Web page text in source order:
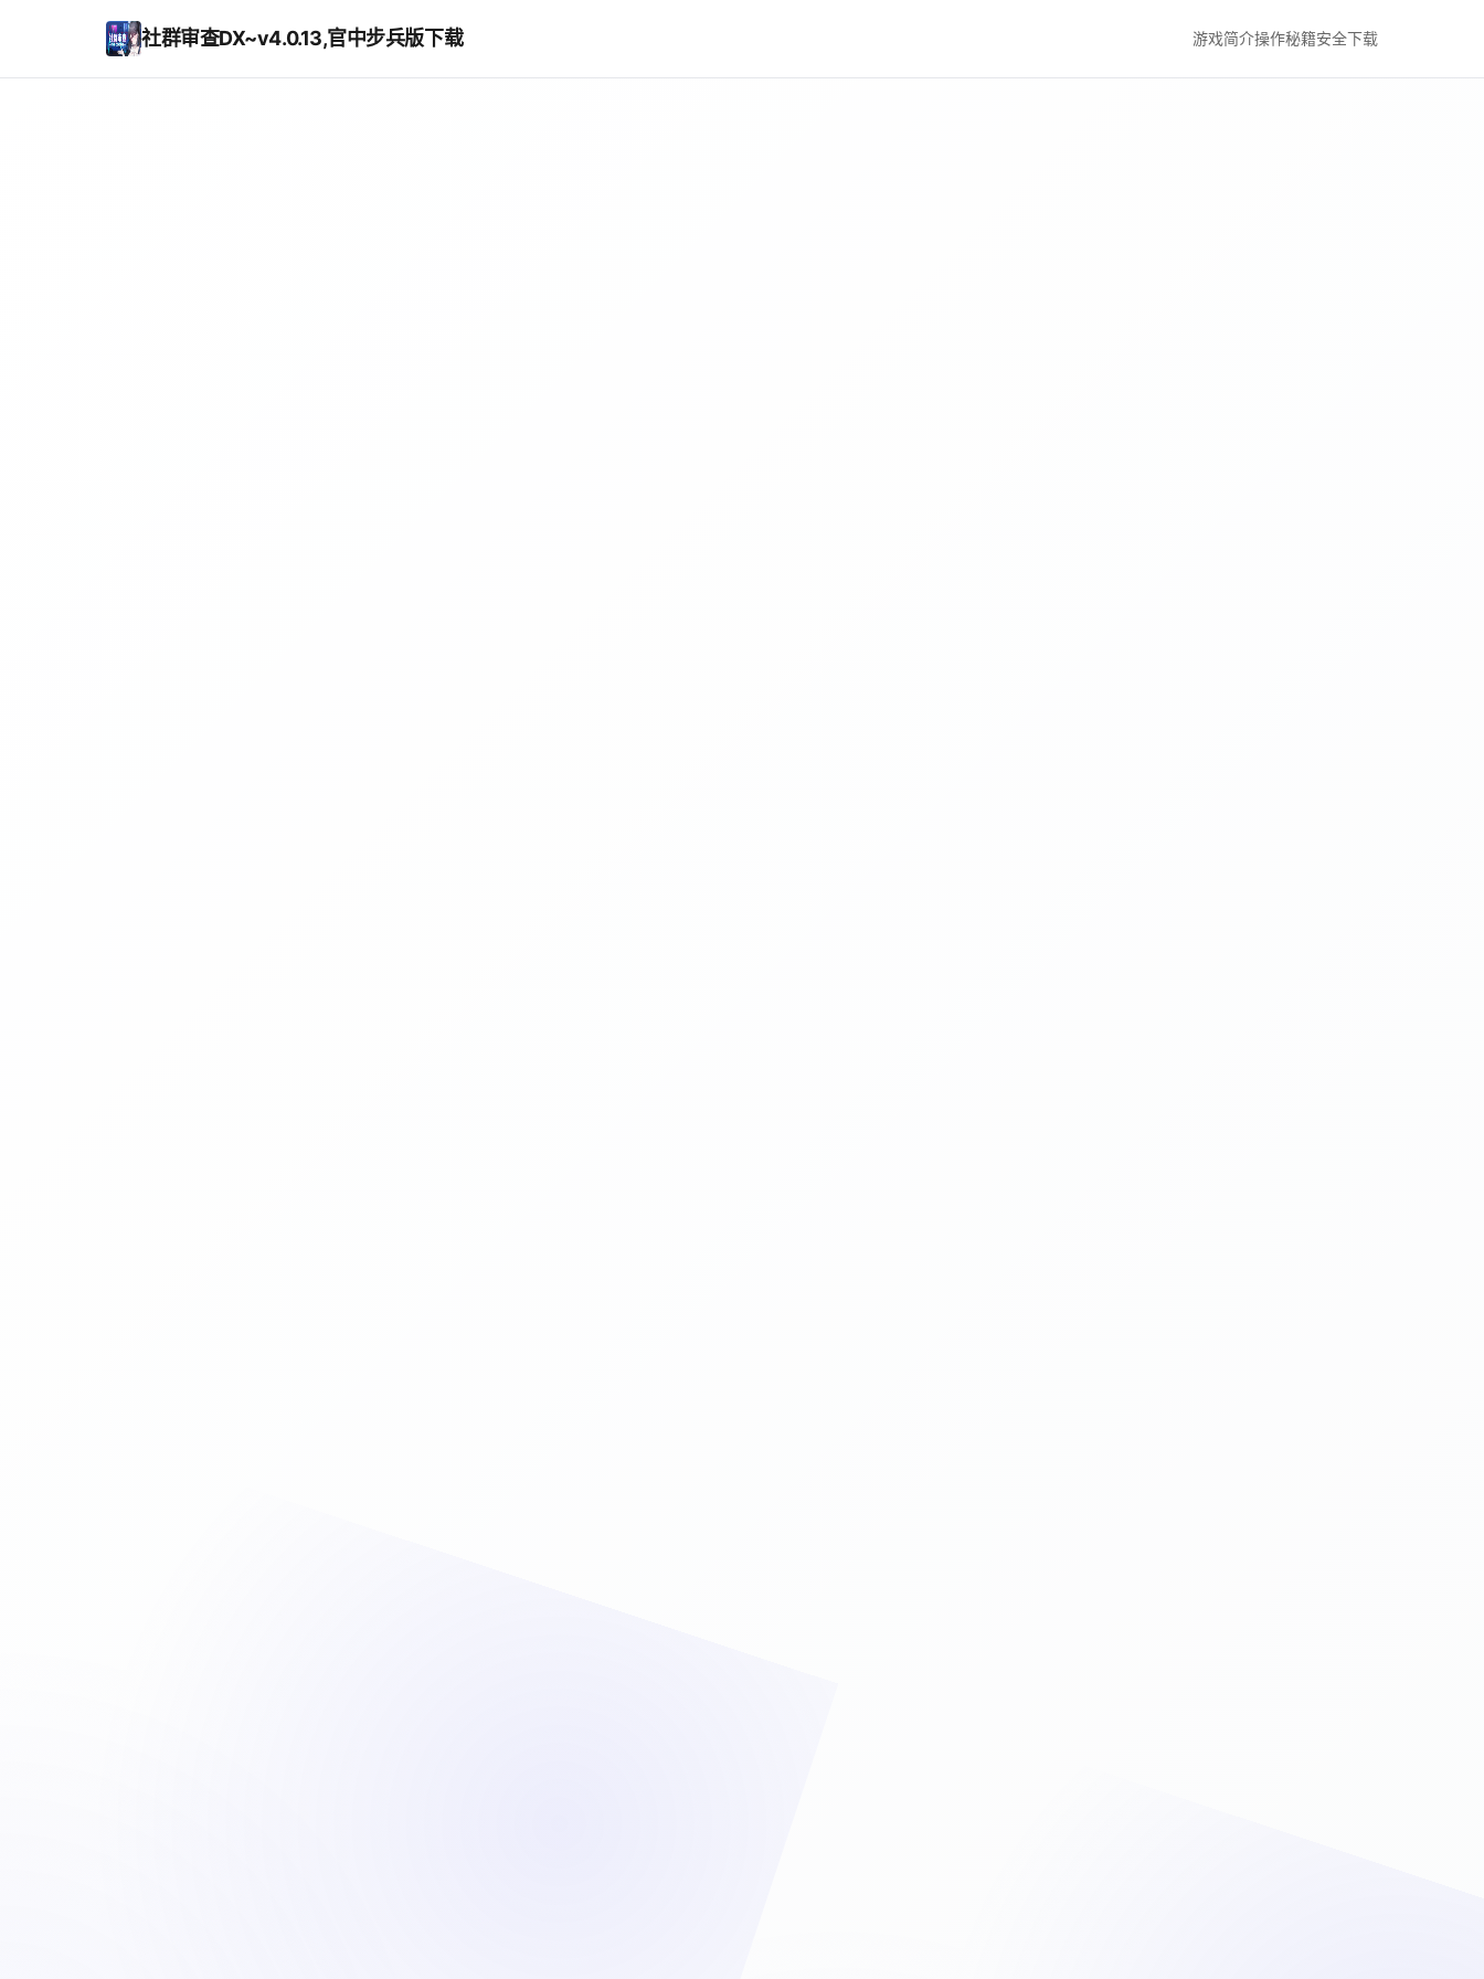
社群审查DX~v4.0.13,官中步兵版下载 游戏简介操作秘籍安全下载